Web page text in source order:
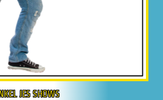
JES SHOWS